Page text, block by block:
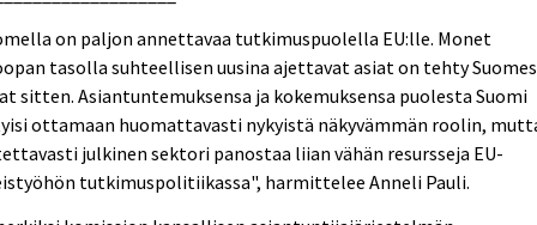
on paljon annettavaa tutkimuspuolella EU:lle. Monet
tasolla suhteellisen uusina ajettavat asiat on tehty
sitten. Asiantuntemuksensa ja kokemuksensa puolesta Suomi
ottamaan huomattavasti nykyistä näkyvämmän roolin,
julkinen sektori panostaa liian vähän resursseja EU-
tutkimuspolitiikassa", harmittelee Anneli Pauli.